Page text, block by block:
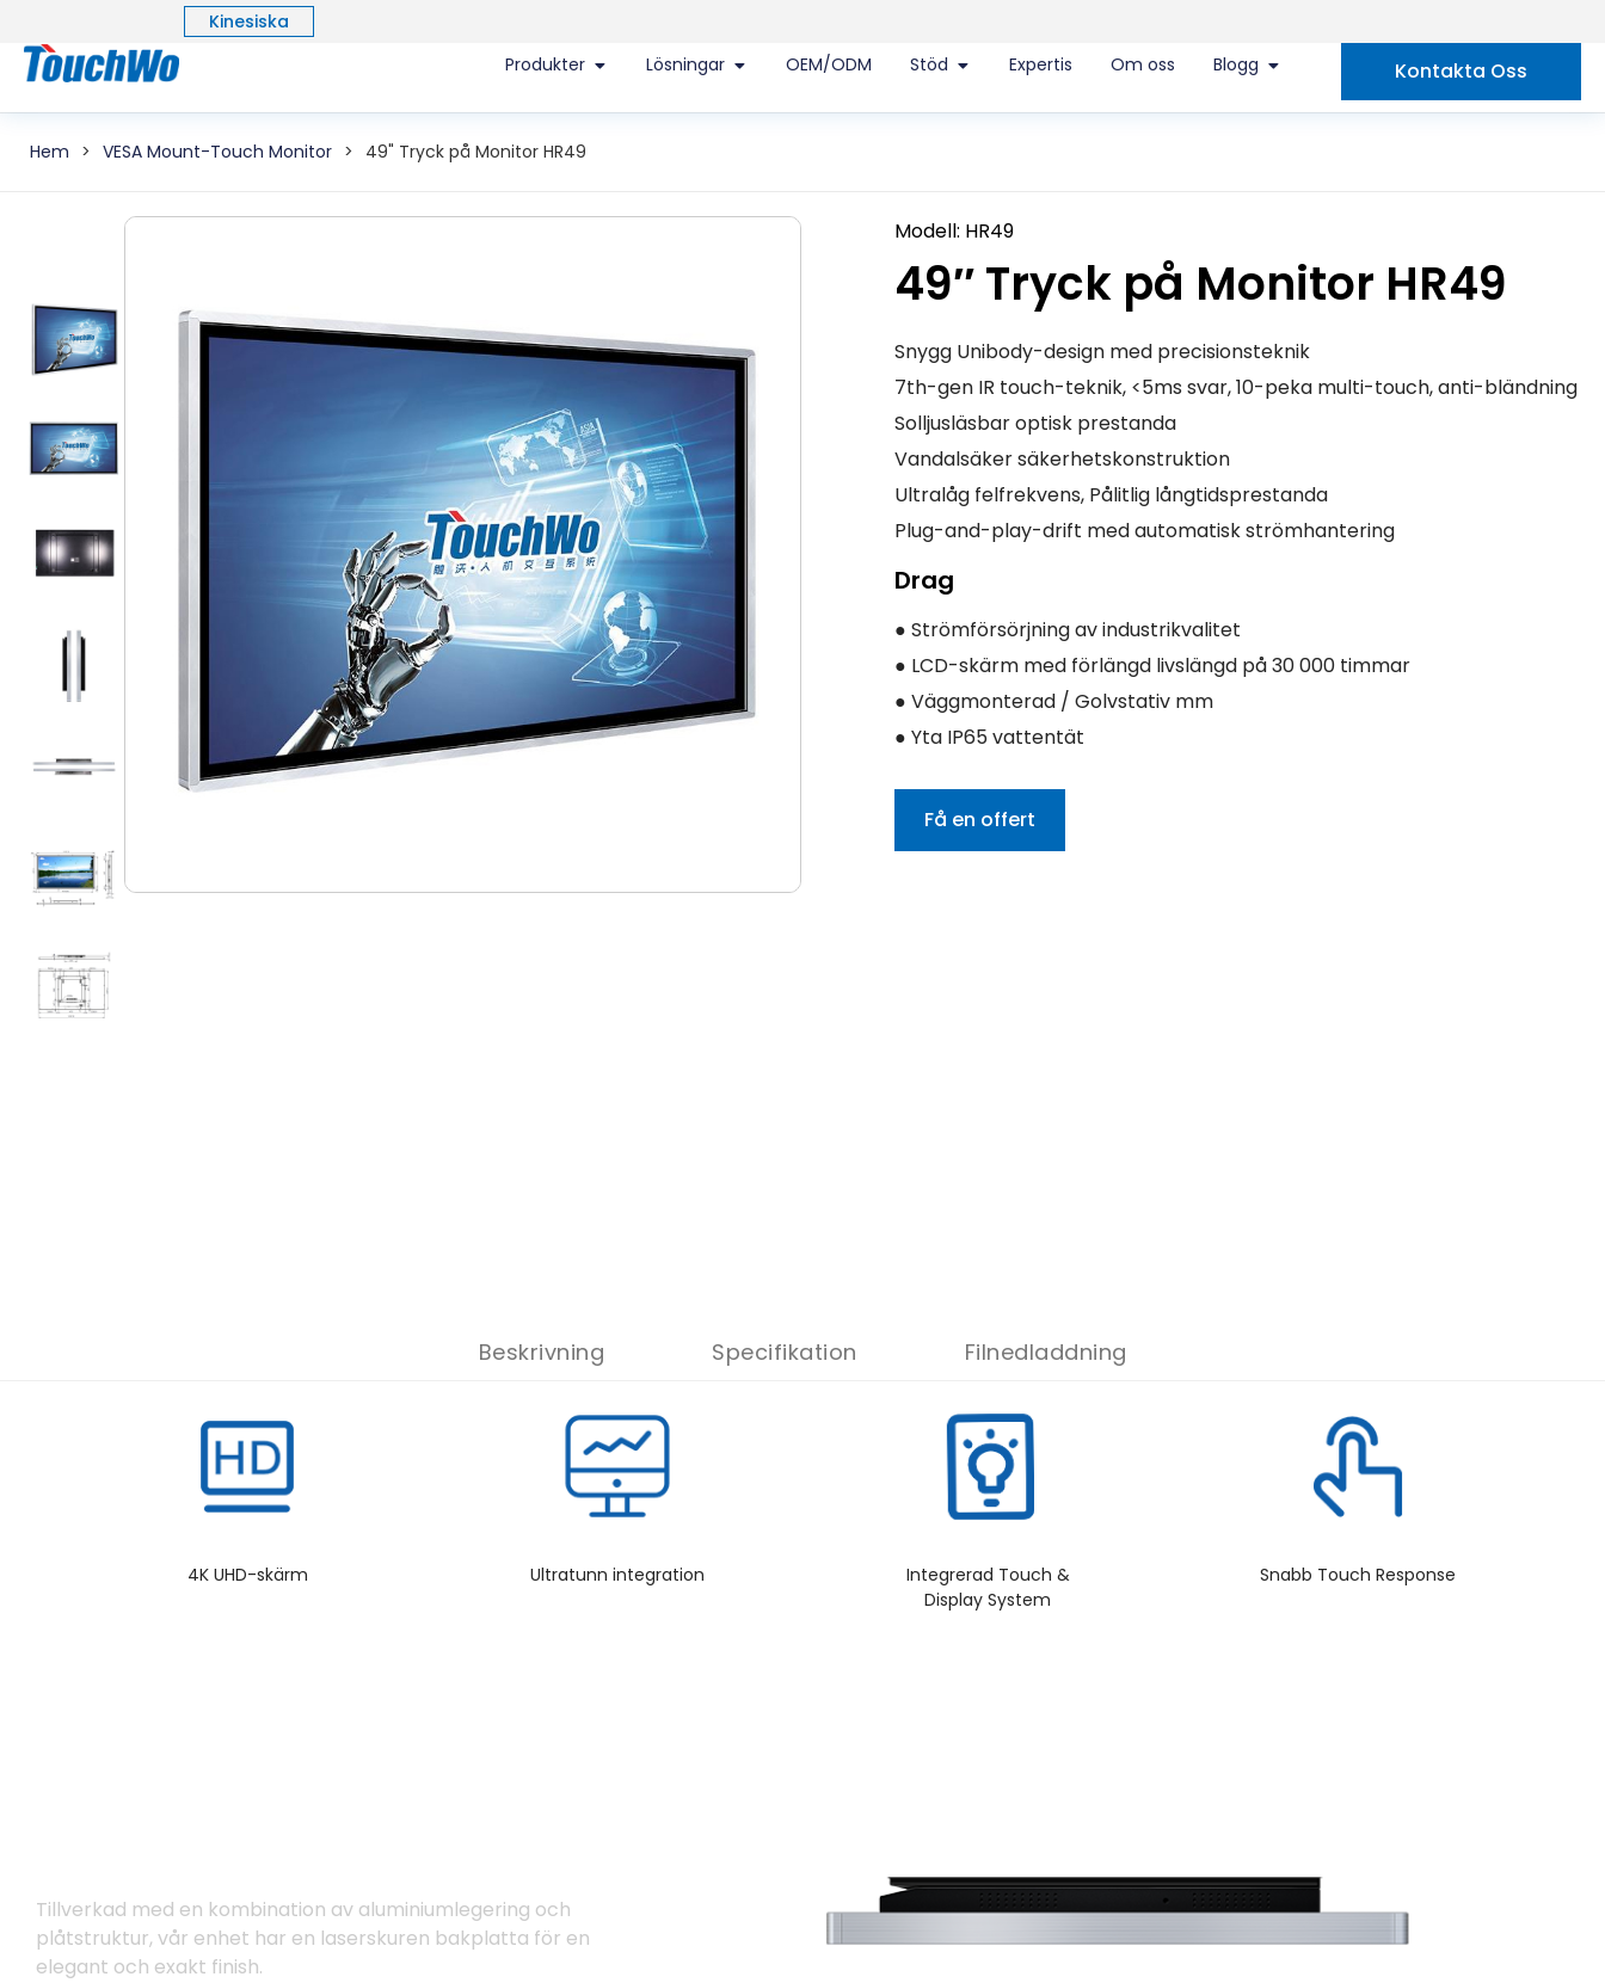
Kinesiska
Produkter
Lösningar OEM/ODM Stöd Expertis Om oss Blogg Kontakta Oss
Hem > VESA Mount-Touch Monitor > 49" Tryck på Monitor HR49
Modell: HR49
49″ Tryck på Monitor HR49
Snygg Unibody-design med precisionsteknik
7th-gen IR touch-teknik, <5ms svar, 10-peka multi-touch, anti-bländning
Solljusläsbar optisk prestanda
Vandalsäker säkerhetskonstruktion
Ultralåg felfrekvens, Pålitlig långtidsprestanda
Plug-and-play-drift med automatisk strömhantering
Drag
● Strömförsörjning av industrikvalitet
● LCD-skärm med förlängd livslängd på 30 000 timmar
● Väggmonterad / Golvstativ mm
● Yta IP65 vattentät
Få en offert
Beskrivning Specifikation Filnedladdning
4K UHD-skärm Ultratunn integration
Integrerad Touch &
Display System
Snabb Touch Response
Tillverkad med en kombination av aluminiumlegering och
plåtstruktur, vår enhet har en laserskuren bakplatta för en
elegant och exakt finish.